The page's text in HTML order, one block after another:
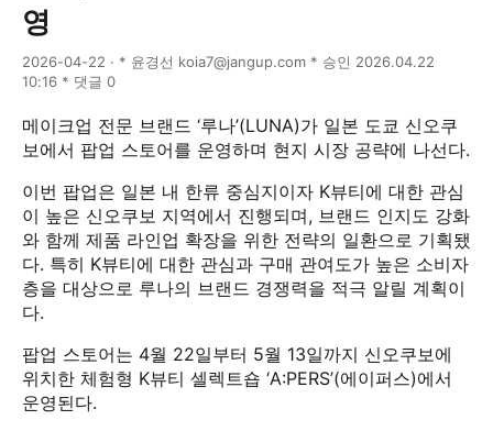
영
2026-04-22 · * 윤경선 koia7@jangup.com * 승인 2026.04.22
10:16 * 댓글 0
메이크업 전문 브랜드 ‘루나’(LUNA)가 일본 도쿄 신오쿠
보에서 팝업 스토어를 운영하며 현지 시장 공략에 나선다.
이번 팝업은 일본 내 한류 중심지이자 K뷰티에 대한 관심
이 높은 신오쿠보 지역에서 진행되며, 브랜드 인지도 강화
와 함께 제품 라인업 확장을 위한 전략의 일환으로 기획됐
다. 특히 K뷰티에 대한 관심과 구매 관여도가 높은 소비자
층을 대상으로 루나의 브랜드 경쟁력을 적극 알릴 계획이
다.
팝업 스토어는 4월 22일부터 5월 13일까지 신오쿠보에
위치한 체험형 K뷰티 셀렉트숍 ‘A:PERS’(에이퍼스)에서
운영된다.